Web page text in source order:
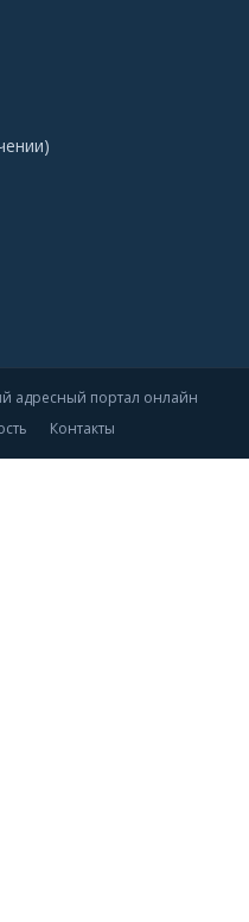
адресный портал онлайн
Контакты